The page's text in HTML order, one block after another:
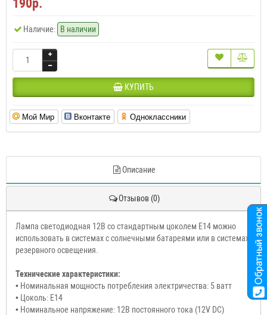
190р.
Наличие: В наличии
КУПИТЬ
Мой Мир Вконтакте Одноклассники
Описание
Отзывов (0)
Лампа светодиодная 12В со стандартным цоколем E14 можно
использовать в системах с солнечными батареями или в системах
резервного освещения.
Технические характеристики:
• Номинальная мощность потребления электричества: 5 ватт
• Цоколь: E14
• Номинальное напряжение: 12В постоянного тока (12V DC)